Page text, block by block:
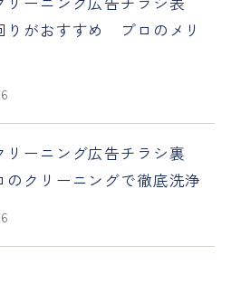
がおすすめ プロのメリ
リーニング広告チラシ裏
クリーニングで徹底洗浄